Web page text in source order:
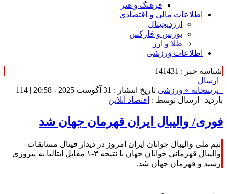
فرهنگ و هنر
اطلاعات مالی و اقتصادی
ارزدیجیتال
بورس و فارکس
طلا و ارز
اطلاعات ورزشی
شناسه خبر : 141431
ارسال
پرینتخانه » ورزشی تاریخ انتشار : 31 آگوست 2025 - 20:58 |
114
بازدید | ارسال توسط : اقتصاد آنلاین
فوری/ والیبال ایران قهرمان جهان شد
تیم ملی والیبال جوانان ایران امروز در دیدار فینال مسابقات
والیبال قهرمانی جوانان جهان با نتیجه ۳-۱ مقابل ایتالیا به پیروزی
رسید و قهرمان جهان شد.